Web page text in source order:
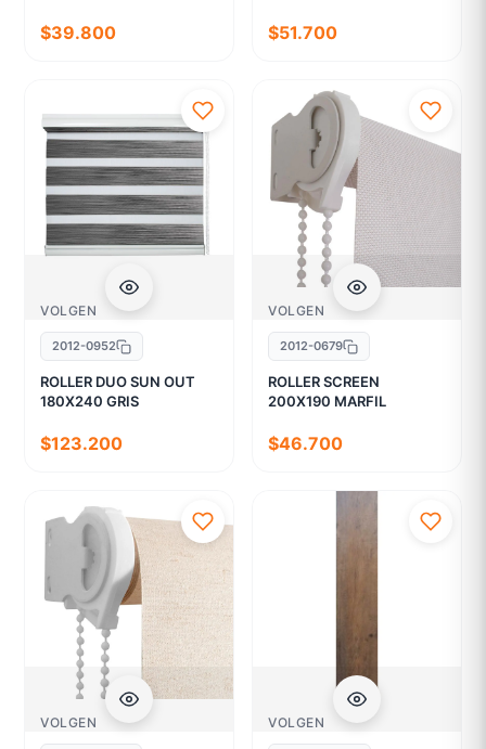
$39.800 $51.700
VOLGEN
2012-0952
ROLLER DUO SUN OUT
180X240 GRIS
$123.200
VOLGEN
2012-0679
ROLLER SCREEN
200X190 MARFIL
$46.700
VOLGEN VOLGEN